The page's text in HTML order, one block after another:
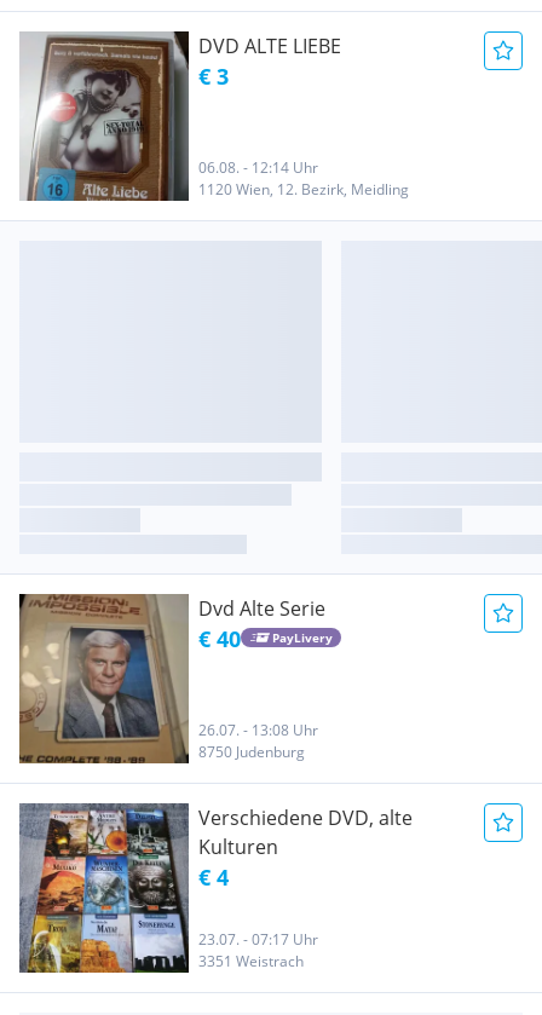
DVD ALTE LIEBE
€ 3
06.08. - 12:14 Uhr
1120 Wien, 12. Bezirk, Meidling
Dvd Alte Serie
€ 40 PayLivery
26.07. - 13:08 Uhr
8750 Judenburg
Verschiedene DVD, alte
Kulturen
€ 4
23.07. - 07:17 Uhr
3351 Weistrach